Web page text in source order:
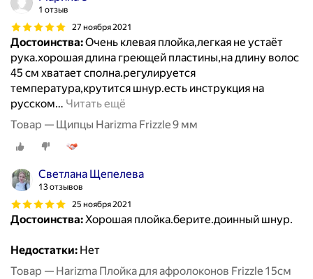
1 отзыв
27 ноября 2021
Достоинства:Очень клевая плойка,легкая не устаёт
рука.хорошая длина греющей пластины,на длину волос
45 см хватает сполна.регулируется
температура,крутится шнур.есть инструкция на
русском… Читать ещё
Товар — Щипцы Harizma Frizzle 9 мм
Светлана Щепелева
13 отзывов
25 ноября 2021
Достоинства:Хорошая плойка.берите.доинный шнур.
Недостатки: Нет
Товар — Harizma Плойка для афролоконов Frizzle 15см